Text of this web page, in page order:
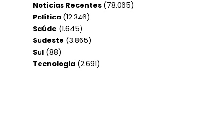
Notícias Recentes (78.065)
Política (12.346)
Saúde (1.645)
Sudeste (3.865)
Sul (88)
Tecnologia (2.691)